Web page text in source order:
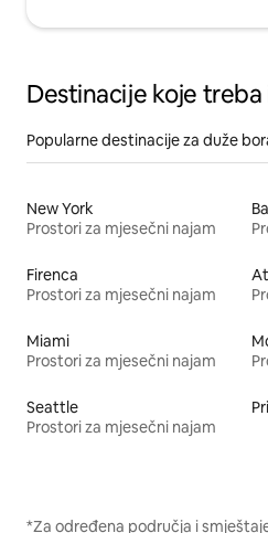
Destinacije koje treba
Popularne destinacije za duže
New York
Prostori za mjesečni najam
Firenca
Prostori za mjesečni najam
Miami
Prostori za mjesečni najam
Seattle
Prostori za mjesečni najam
*Za određena područja i